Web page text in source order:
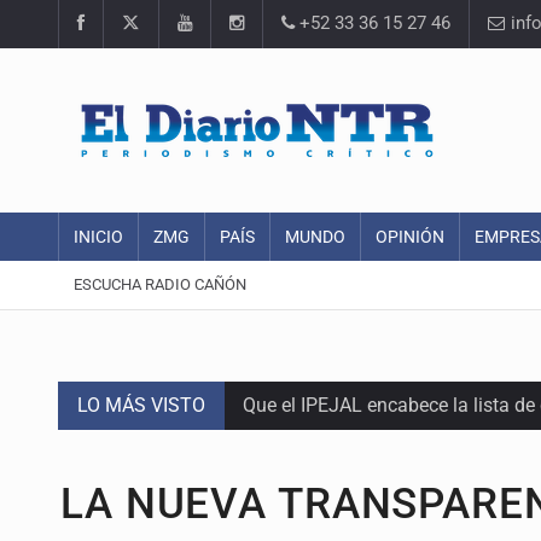
+52 33 36 15 27 46
INICIO ZMG PAÍS MUNDO OPINIÓN
ESCUCHA RADIO CAÑÓN
LO MÁS VISTO Que el IPEJAL encabece la lista
Catean centro de fraudes
LA NUEVA